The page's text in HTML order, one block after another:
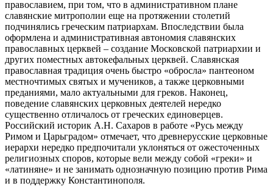
православием, при том, что в административном плане
славянские митрополии еще на протяжении столетий
подчинялись греческим патриархам. Впоследствии была
оформлена и административная автономия славянских
православных церквей – создание Московской патриархии и
других поместных автокефальных церквей. Славянская
православная традиция очень быстро «обросла» пантеоном
местночтимых святых и мучеников, а также церковными
преданиями, мало актуальными для греков. Наконец,
поведение славянских церковных деятелей нередко
существенно отличалось от греческих единоверцев.
Российский историк А.Н. Сахаров в работе «Русь между
Римом и Царьградом» отмечает, что древнерусские церковные
иерархи нередко предпочитали уклоняться от ожесточенных
религиозных споров, которые вели между собой «греки» и
«латиняне» и не занимать однозначную позицию против Рима
и в поддержку Константинополя.